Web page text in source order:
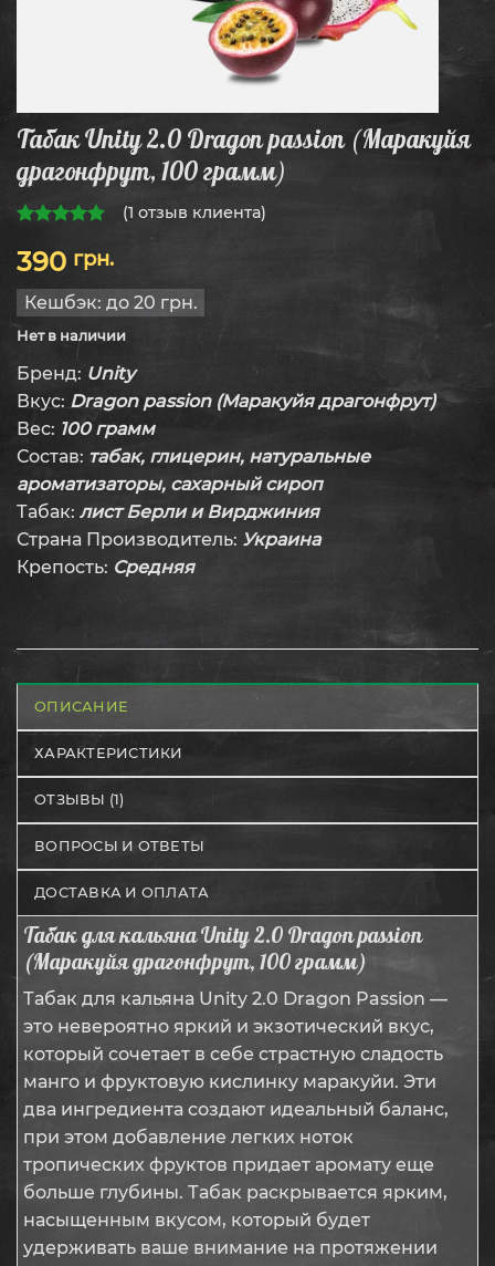
Табак Unity 2.0 Dragon passion (Маракуйя
драгонфрут, 100 грамм)
(1 отзыв клиента)
390 грн.
Кешбэк: до 20 грн.
Нет в наличии
Бренд: Unity
Вкус: Dragon passion (Маракуйя драгонфрут)
Вес: 100 грамм
Состав: табак, глицерин, натуральные
ароматизаторы, сахарный сироп
Табак: лист Берли и Вирджиния
Страна Производитель: Украина
Крепость: Средняя
ОПИСАНИЕ
ХАРАКТЕРИСТИКИ
ОТЗЫВЫ (1)
ВОПРОСЫ И ОТВЕТЫ
ДОСТАВКА И ОПЛАТА
Табак для кальяна Unity 2.0 Dragon passion
(Маракуйя драгонфрут, 100 грамм)
Табак для кальяна Unity 2.0 Dragon Passion —
это невероятно яркий и экзотический вкус,
который сочетает в себе страстную сладость
манго и фруктовую кислинку маракуйи. Эти
два ингредиента создают идеальный баланс,
при этом добавление легких ноток
тропических фруктов придает аромату еще
больше глубины. Табак раскрывается ярким,
насыщенным вкусом, который будет
удерживать ваше внимание на протяжении